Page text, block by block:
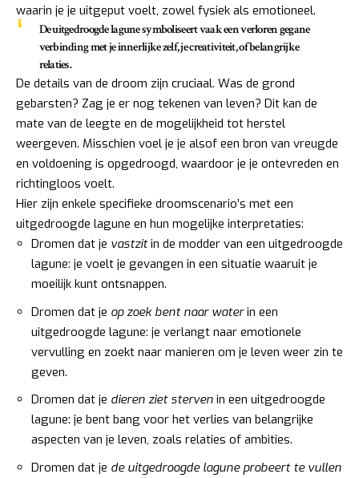
waarin je je uitgeput voelt, zowel fysiek als emotioneel.
De uitgedroogde lagune symboliseert vaak een verloren gegane
verbinding met je innerlijke zelf, je creativiteit, of belangrijke
relaties.
De details van de droom zijn cruciaal. Was de grond
gebarsten? Zag je er nog tekenen van leven? Dit kan de
mate van de leegte en de mogelijkheid tot herstel
weergeven. Misschien voel je je alsof een bron van vreugde
en voldoening is opgedroogd, waardoor je je ontevreden en
richtingloos voelt.
Hier zijn enkele specifieke droomscenario’s met een
uitgedroogde lagune en hun mogelijke interpretaties:
Dromen dat je vastzitin de modder van een uitgedroogde
lagune: je voelt je gevangen in een situatie waaruit je
moeilijk kunt ontsnappen.
Dromen dat je op zoek bent naar waterin een
uitgedroogde lagune: je verlangt naar emotionele
vervulling en zoekt naar manieren om je leven weer zin te
geven.
Dromen dat je dieren ziet sterven in een uitgedroogde
lagune: je bent bang voor het verlies van belangrijke
aspecten van je leven, zoals relaties of ambities.
Dromen dat je de uitgedroogde lagune probeert te vullen